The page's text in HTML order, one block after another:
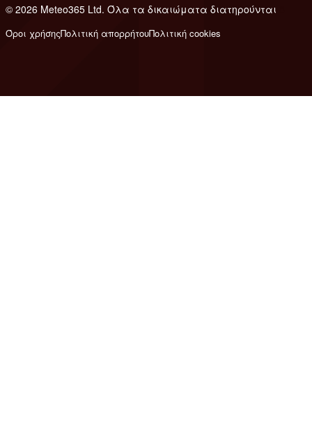
© 2026 Meteo365 Ltd. Όλα τα δικαιώματα διατηρούνται
Όροι χρήσηςΠολιτική απορρήτουΠολιτική cookies